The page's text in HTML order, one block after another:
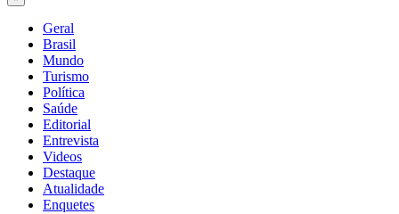
Geral
Brasil
Mundo
Turismo
Política
Saúde
Editorial
Entrevista
Videos
Destaque
Atualidade
Enquetes